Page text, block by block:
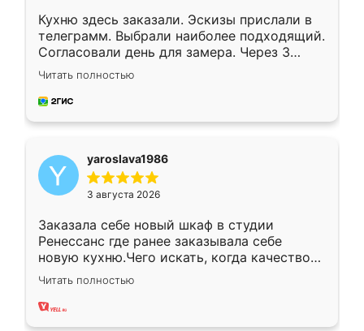
Кухню здесь заказали. Эскизы прислали в
телеграмм. Выбрали наиболее подходящий.
Согласовали день для замера. Через 3
недели кухня была уже готова. Остались
довольны работой. Спасибо Ренессанс
мебель за качественную работу!
Читать полностью
yaroslava1986
3 августа 2026
Заказала себе новый шкаф в студии
Ренессанс где ранее заказывала себе
новую кухню.Чего искать, когда качеством
вполне довольна. Служит кухня уже почти
два года, нареканий нет.
Читать полностью